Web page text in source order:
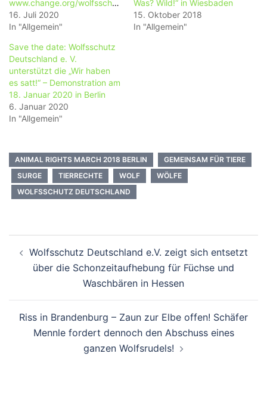
www.change.org/wolfsschutz
16. Juli 2020
In "Allgemein"
Was? Wild!“ in Wiesbaden
15. Oktober 2018
In "Allgemein"
Save the date: Wolfsschutz
Deutschland e. V.
unterstützt die „Wir haben
es satt!“ – Demonstration am
18. Januar 2020 in Berlin
6. Januar 2020
In "Allgemein"
ANIMAL RIGHTS MARCH 2018 BERLIN
GEMEINSAM FÜR TIERE
SURGE
TIERRECHTE WOLF
WÖLFE
WOLFSSCHUTZ DEUTSCHLAND
Wolfsschutz Deutschland e.V. zeigt sich entsetzt
über die Schonzeitaufhebung für Füchse und
Waschbären in Hessen
Riss in Brandenburg – Zaun zur Elbe offen! Schäfer
Mennle fordert dennoch den Abschuss eines
ganzen Wolfsrudels!